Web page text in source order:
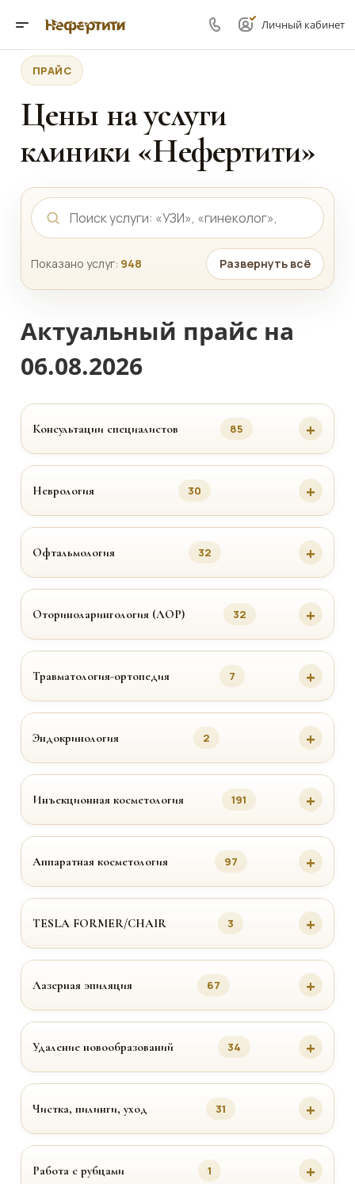
Личный кабинет
ПРАЙС
Цены на услуги
клиники «Нефертити»
Показано услуг: 948 Развернуть всё
Актуальный прайс на
06.08.2026
Консультации специалистов 85
Неврология 30
Офтальмология 32
Оториноларингология (ЛОР) 32
Травматология-ортопедия 7
Эндокринология 2
Инъекционная косметология 191
Аппаратная косметология 97
TESLA FORMER/CHAIR 3
Лазерная эпиляция 67
Удаление новообразований 34
Чистка, пилинги, уход 31
Работа с рубцами 1